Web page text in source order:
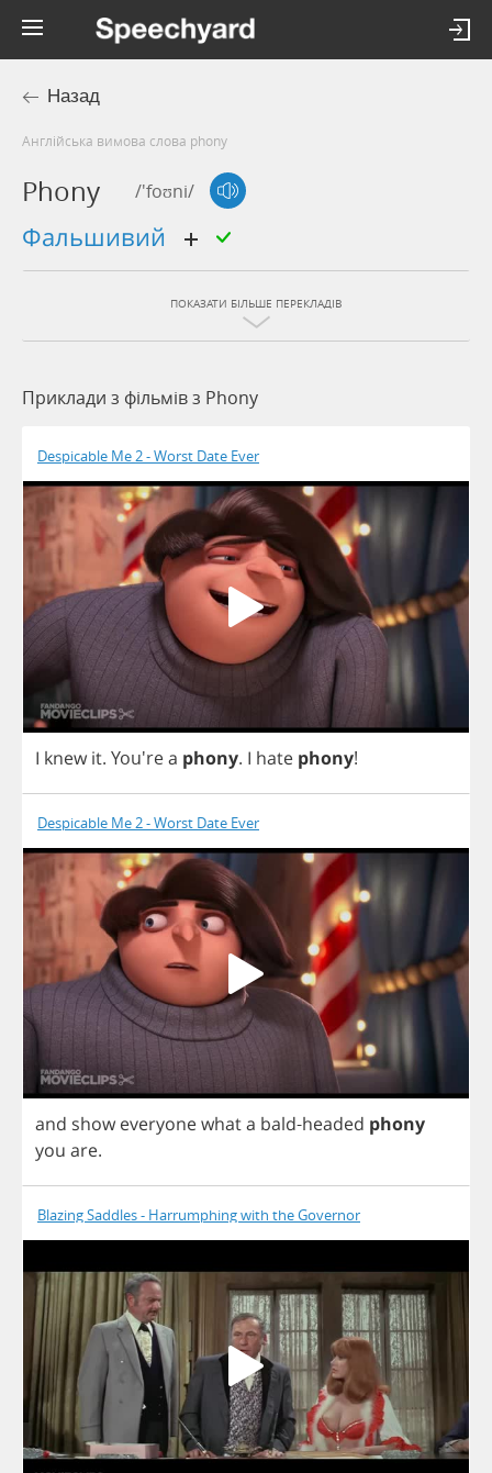
Назад
Англійська вимова слова phony
Phony /'foʊni/
фальшивий
ПОКАЗАТИ БІЛЬШЕ ПЕРЕКЛАДІВ
Приклади з фільмів з Phony
Despicable Me 2 - Worst Date Ever
I knew it. You'rea phony. I hate phony!
Despicable Me 2 - Worst Date Ever
and show everyonewhata bald-headed phony
you are.
Blazing Saddles - Harrumphing with the Governor